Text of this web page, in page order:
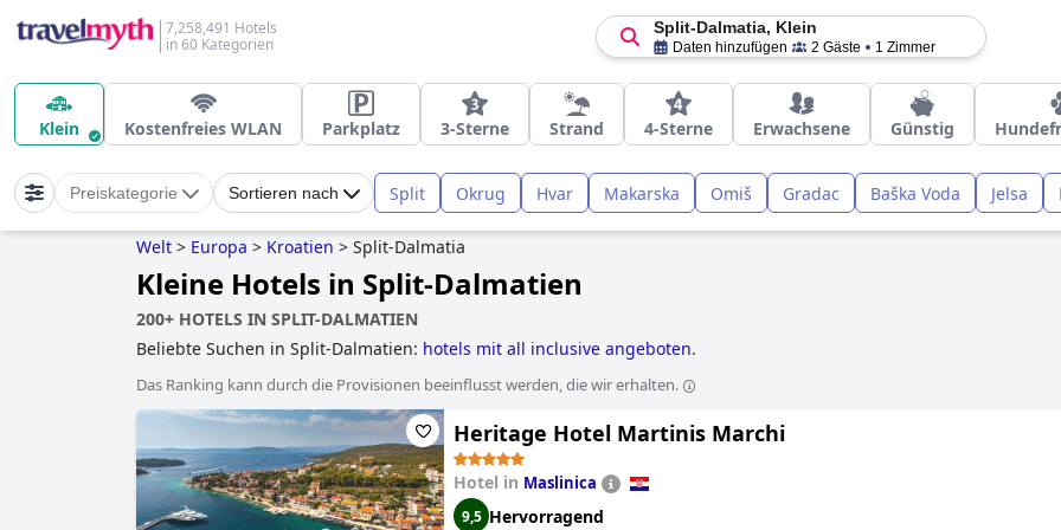
7,258,491 Hotels
in 60 Kategorien
Split-Dalmatia, Klein
Daten hinzufügen 2 Gäste 1 Zimmer
Klein Kostenfreies WLAN Parkplatz 3-Sterne Strand 4-Sterne Erwachsene Günstig
Preiskategorie Sortieren nach Split Okrug Hvar Makarska Omiš Gradac Baška Voda Jelsa
Welt > Europa > Kroatien > Split-Dalmatia
Kleine Hotels in Split-Dalmatien
200+ HOTELS IN SPLIT-DALMATIEN
Beliebte Suchen in Split-Dalmatien: hotels mit all inclusive angeboten.
Das Ranking kann durch die Provisionen beeinflusst werden, die wir erhalten.
Heritage Hotel Martinis Marchi
Hotel in Maslinica
9,5 Hervorragend